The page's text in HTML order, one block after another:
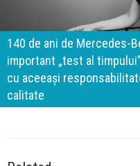
140 de ani de Mercedes-
important „test al
cu aceeași
calitate